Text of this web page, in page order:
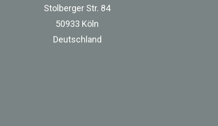
Stolberger Str. 84
50933 Köln
Deutschland